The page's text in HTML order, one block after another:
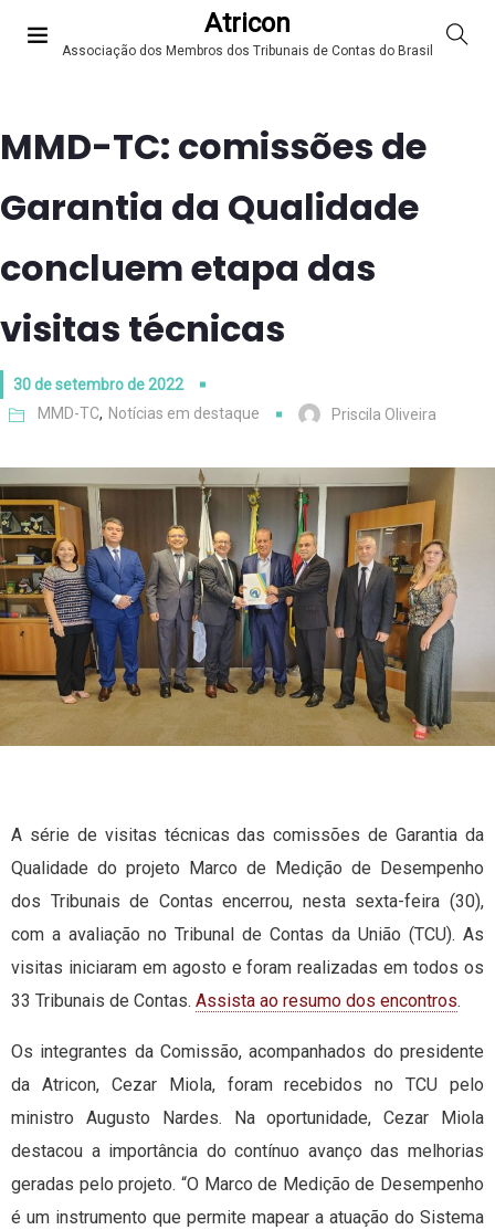
Atricon
Associação dos Membros dos Tribunais de Contas do Brasil
MMD-TC: comissões de
Garantia da Qualidade
concluem etapa das
visitas técnicas
30 de setembro de 2022
MMD-TC, Notícias em destaque Priscila Oliveira
A série de visitas técnicas das comissões de Garantia da
Qualidade do projeto Marco de Medição de Desempenho
dos Tribunais de Contas encerrou, nesta sexta-feira (30),
com a avaliação no Tribunal de Contas da União (TCU). As
visitas iniciaram em agosto e foram realizadas em todos os
33 Tribunais de Contas. Assista ao resumo dos encontros.
Os integrantes da Comissão, acompanhados do presidente
da Atricon, Cezar Miola, foram recebidos no TCU pelo
ministro Augusto Nardes. Na oportunidade, Cezar Miola
destacou a importância do contínuo avanço das melhorias
geradas pelo projeto. “O Marco de Medição de Desempenho
é um instrumento que permite mapear a atuação do Sistema